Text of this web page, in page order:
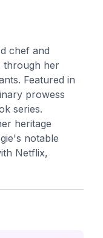
chef and
through her
Featured in
prowess
series.
heritage
notable
Netflix,